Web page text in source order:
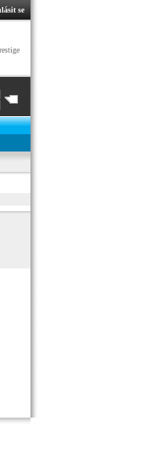
se